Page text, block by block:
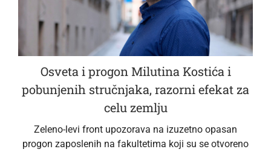
Osveta i progon Milutina Kostića i
pobunjenih stručnjaka, razorni efekat za
celu zemlju
Zeleno-levi front upozorava na izuzetno opasan
progon zaposlenih na fakultetima koji su se otvoreno